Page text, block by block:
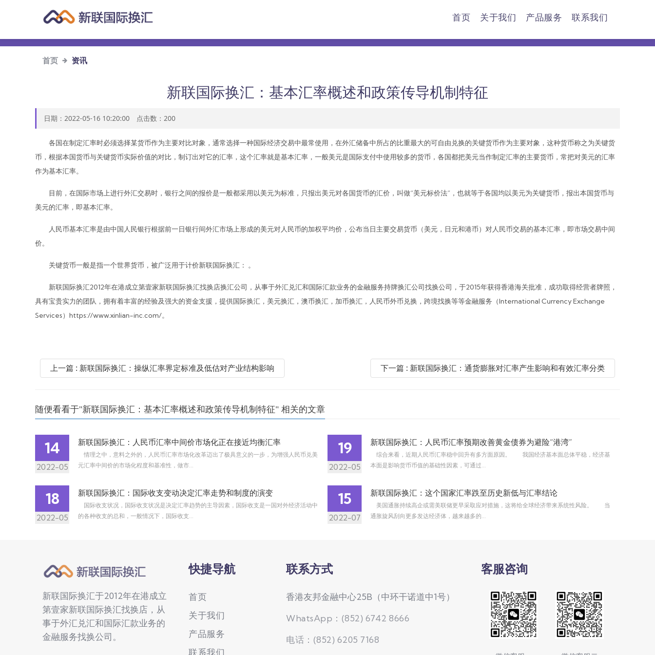
首页 关于我们 产品服务 联系我们
首页 资讯
新联国际换汇：基本汇率概述和政策传导机制特征
日期：2022-05-16 10:20:00 点击数： 200
各国在制定汇率时必须选择某货币作为主要对比对象，通常选择一种国际经济交易中最常使用，在外汇储备中所占的比重最大的可自由兑换的关键货币作为主要对象，这种货币称之为关键货
币，根据本国货币与关键货币实际价值的对比，制订出对它的汇率，这个汇率就是基本汇率，一般美元是国际支付中使用较多的货币，各国都把美元当作制定汇率的主要货币，常把对美元的汇率
作为基本汇率。
目前，在国际市场上进行外汇交易时，银行之间的报价是一般都采用以美元为标准，只报出美元对各国货币的汇价，叫做“美元标价法”，也就等于各国均以美元为关键货币，报出本国货币与
美元的汇率，即基本汇率。
人民币基本汇率是由中国人民银行根据前一日银行间外汇市场上形成的美元对人民币的加权平均价，公布当日主要交易货币（美元，日元和港币）对人民币交易的基本汇率，即市场交易中间
价。
关键货币一般是指一个世界货币，被广泛用于计价新联国际换汇： 。
新联国际换汇2012年在港成立第壹家新联国际换汇找换店换汇公司，从事于外汇兑汇和国际汇款业务的金融服务持牌换汇公司找换公司，于2015年获得香港海关批准，成功取得经营者牌照，
具有宝贵实力的团队，拥有着丰富的经验及强大的资金支援，提供国际换汇，美元换汇，澳币换汇，加币换汇，人民币外币兑换，跨境找换等等金融服务（International Currency Exchange
Services）https://www.xinlian-inc.com/。
上一篇 : 新联国际换汇：操纵汇率界定标准及低估对产业结构影响 下一篇 : 新联国际换汇：通货膨胀对汇率产生影响和有效汇率分类
随便看看于"新联国际换汇：基本汇率概述和政策传导机制特征" 相关的文章
14
2022-05
新联国际换汇：人民币汇率中间价市场化正在接近均衡汇率
情理之中，意料之外的，人民币汇率市场化改革迈出了极具意义的一步，为增强人民币兑美
元汇率中间价的市场化程度和基准性，做市...
19
2022-05
新联国际换汇：人民币汇率预期改善黄金债券为避险“港湾”
综合来看，近期人民币汇率稳中回升有多方面原因。 我国经济基本面总体平稳，经济基
本面是影响货币币值的基础性因素，可通过...
18
2022-05
新联国际换汇：国际收支变动决定汇率走势和制度的演变
国际收支状况，国际收支状况是决定汇率趋势的主导因素，国际收支是一国对外经济活动中
的各种收支的总和，一般情况下，国际收支...
15
2022-07
新联国际换汇：这个国家汇率跌至历史新低与汇率结论
美国通胀持续高企或需美联储更早采取应对措施，这将给全球经济带来系统性风险。 当
通胀旋风刮向更多发达经济体，越来越多的...
新联国际换汇于2012年在港成立
第壹家新联国际换汇找换店，从
事于外汇兑汇和国际汇款业务的
金融服务找换公司。
快捷导航
首页
关于我们
产品服务
联系我们
联系方式
香港友邦金融中心25B（中环干诺道中1号）
WhatsApp：(852) 6742 8666
电话：(852) 6205 7168
客服咨询